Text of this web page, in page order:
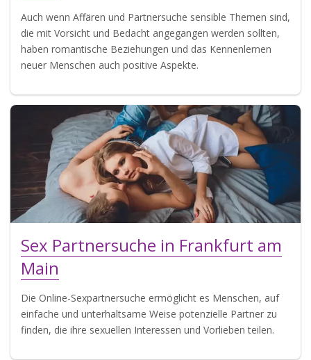
Auch wenn Affären und Partnersuche sensible Themen sind,
die mit Vorsicht und Bedacht angegangen werden sollten,
haben romantische Beziehungen und das Kennenlernen
neuer Menschen auch positive Aspekte.
Sex Partnersuche in Frankfurt am
Main
Die Online-Sexpartnersuche ermöglicht es Menschen, auf
einfache und unterhaltsame Weise potenzielle Partner zu
finden, die ihre sexuellen Interessen und Vorlieben teilen.